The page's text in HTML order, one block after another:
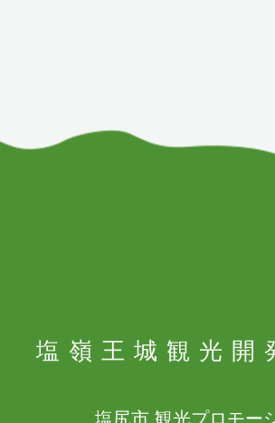
塩嶺王城 観光開
塩尻市 観光プロモー